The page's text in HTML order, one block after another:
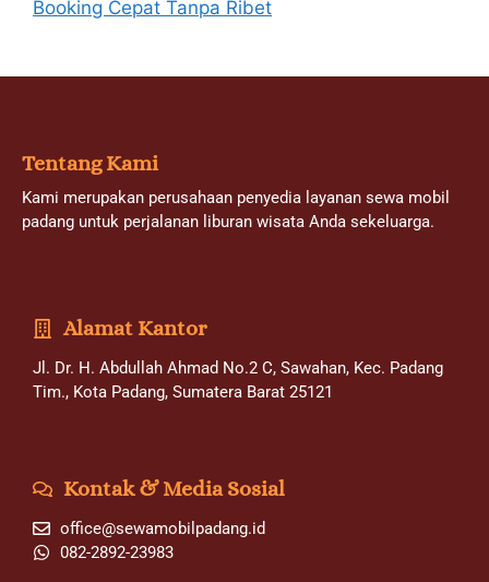
Booking Cepat Tanpa Ribet
Tentang Kami
Kami merupakan perusahaan penyedia layanan sewa mobil
padang untuk perjalanan liburan wisata Anda sekeluarga.
Alamat Kantor
Jl. Dr. H. Abdullah Ahmad No.2 C, Sawahan, Kec. Padang
Tim., Kota Padang, Sumatera Barat 25121
Kontak & Media Sosial
office@sewamobilpadang.id
082-2892-23983